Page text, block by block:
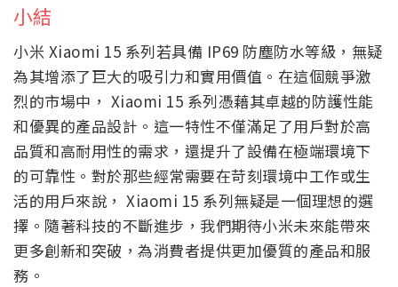
小結
小米 Xiaomi 15 系列若具備 IP69 防塵防水等級，無疑
為其增添了巨大的吸引力和實用價值。在這個競爭激
烈的市場中， Xiaomi 15 系列憑藉其卓越的防護性能
和優異的產品設計。這一特性不僅滿足了用戶對於高
品質和高耐用性的需求，還提升了設備在極端環境下
的可靠性。對於那些經常需要在苛刻環境中工作或生
活的用戶來說， Xiaomi 15 系列無疑是一個理想的選
擇。隨著科技的不斷進步，我們期待小米未來能帶來
更多創新和突破，為消費者提供更加優質的產品和服
務。